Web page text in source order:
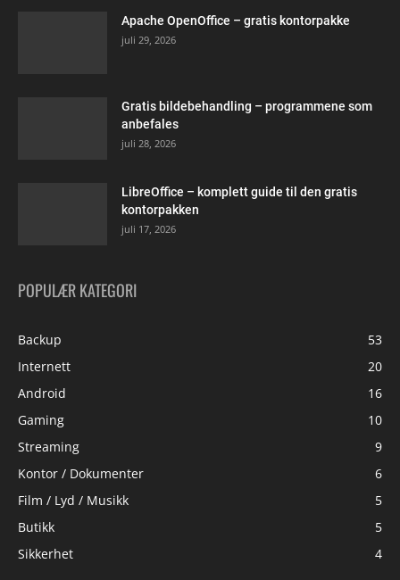
Apache OpenOffice – gratis kontorpakke
juli 29, 2026
Gratis bildebehandling – programmene som
anbefales
juli 28, 2026
LibreOffice – komplett guide til den gratis
kontorpakken
juli 17, 2026
POPULÆR KATEGORI
Backup
53
Internett
20
Android
16
Gaming
10
Streaming
9
Kontor / Dokumenter
6
Film / Lyd / Musikk
5
Butikk
5
Sikkerhet
4